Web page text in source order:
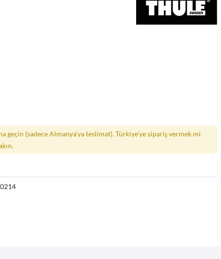
geçin (sadece Almanya'ya teslimat). Türkiye'ye sipariş vermek mi